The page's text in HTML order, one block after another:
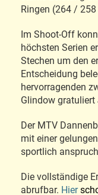
Ringen (264 /
Im Shoot-Off
höchsten Serien
Stechen um den
Entscheidung
hervorragenden
Glindow gratuliert
Der MTV
mit einer
sportlich
Die vollständige
abrufbar. Hier